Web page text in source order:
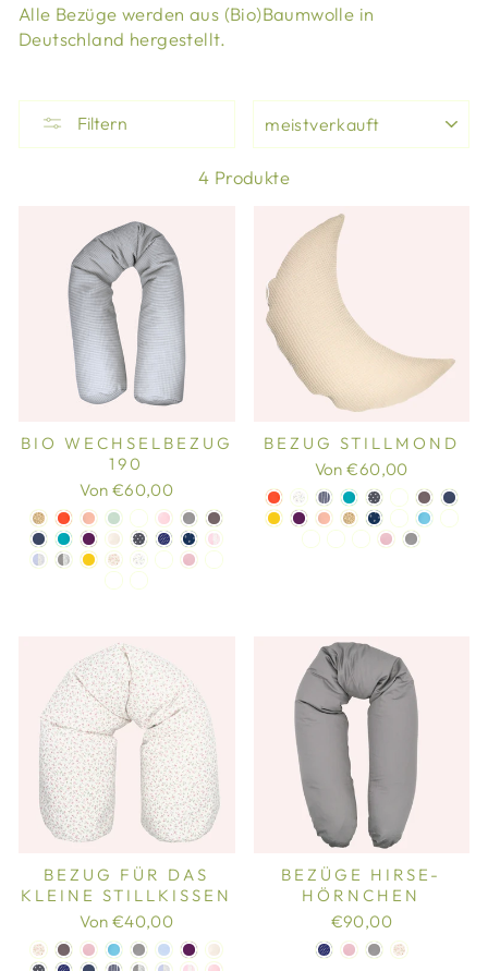
Alle Bezüge werden aus (Bio)Baumwolle in
Deutschland hergestellt.
Filtern
4 Produkte
BIO WECHSELBEZUG
190
Von €60,00
BEZUG STILLMOND
Von €60,00
BEZUG FÜR DAS
KLEINE STILLKISSEN
Von €40,00
BEZÜGE HIRSE-
HÖRNCHEN
€90,00